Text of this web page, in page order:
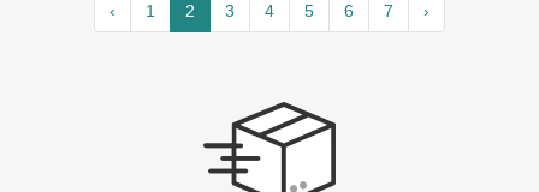
‹ 1 2 3 4 5 6 7 ›